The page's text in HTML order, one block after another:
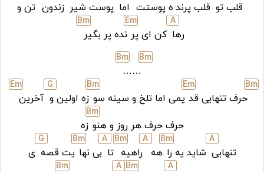
قلب تو قلب پرند ه پوستت اما پوست شیر زندون تن و
رها
A
کن ای پر
Em
نده پر بگیر
Bm
Bm
……
Bm
Bm
حرف تنهایی قد
Em
یمی اما تلخ و سینه سو
Bm
زه اولین و
G
آخرین
Em
حرف حرف هر روز و هنو
Bm
زه
تنهایی
A
شاید یه را
Bm
هه
A
راهیه
Bm
تا
A
بی نها
Bm
یت قصه
G
ی
A
Bm
A
Bm